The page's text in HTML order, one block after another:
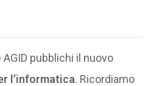
pubblichi il nuovo
l’informatica. Ricordiamo